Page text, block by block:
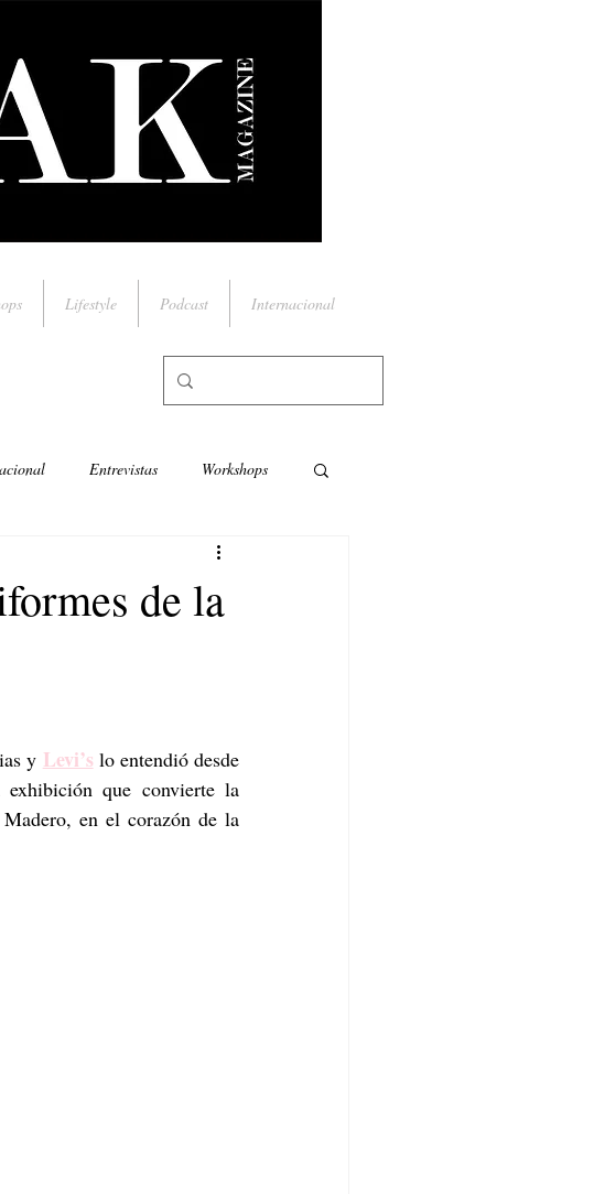
Lifestyle Podcast Internacional
Entrevistas Workshops
de la
y Levi’s lo entendió desde